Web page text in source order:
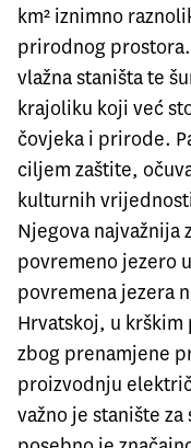
km² iznimno
prirodnog
vlažna staništa te
krajoliku koji već
čovjeka i prirode.
ciljem zaštite,
kulturnih
Njegova najvažnija
povremeno jezero
povremena jezera
Hrvatskoj, u
zbog prenamjene
proizvodnju
važno je stanište